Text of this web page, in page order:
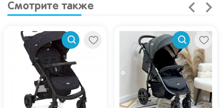
Смотрите также